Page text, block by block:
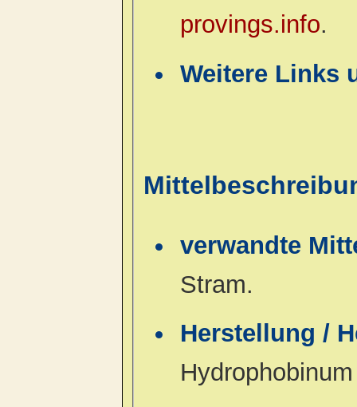
provings.info.
Weitere Links
verwandte
Stram.
Herstellung /
Hydrophobinum